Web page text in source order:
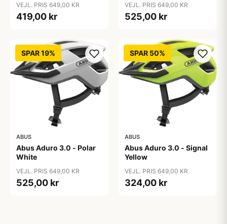
VEJL. PRIS 649,00 KR
419,00 kr
VEJL. PRIS 649,00 KR
525,00 kr
SPAR 19%
ABUS
Abus Aduro 3.0 - Polar
White
VEJL. PRIS 649,00 KR
525,00 kr
SPAR 50%
ABUS
Abus Aduro 3.0 - Signal
Yellow
VEJL. PRIS 649,00 KR
324,00 kr